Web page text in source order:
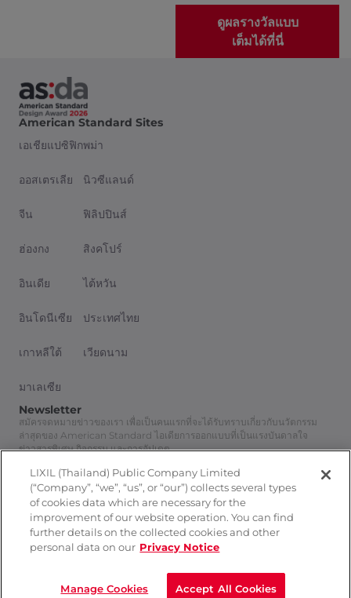
same time. In
order not to
planning.
งานออกแบบของท่าน
ได้รับแรงบันดาล
ใจมาจากอะไร : The
design is inspired
from users and
ดูผลรางวัลแบบ
เต็มได้ที่นี่
American Standard Sites
เอเชียแปซิฟิก
ออสเตรเลีย
จีน
ฮ่องกง
อินเดีย
อินโดนีเซีย
เกาหลีใต้
มาเลเซีย
พม่า
นิวซีแลนด์
ฟิลิปปินส์
สิงคโปร์
ไต้หวัน
ประเทศไทย
เวียดนาม
Newsletter
สมัครจดหมายข่าวของเรา เพื่อเป็นคนแรกที่จะได้รับทราบเกี่ยวกับนวัตกรรม
ล่าสุดของ American Standard ไอเดียการออกแบบที่เป็นแรงบันดาลใจ
ข่าวสารพิเศษ กิจกรรม และการอัปเดต
สมัครสมาชิก
Follow Us
© 2026 LIXIL International Pte Ltd
นโยบายความเป็นส่วนตัว ติดต่อเรา
LIXIL (Thailand) Public Company Limited
(“Company”, “we”, “us”, or “our”) collects several types
of cookies data which are necessary for the
improvement of our website operation. You can find
further details on the collected cookies and other
personal data on our Privacy Notice
Manage Cookies Accept All Cookies